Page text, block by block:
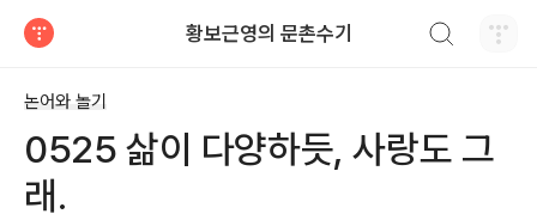
황보근영의 문촌수기
논어와 놀기
0525 삶이 다양하듯, 사랑도 그
래.